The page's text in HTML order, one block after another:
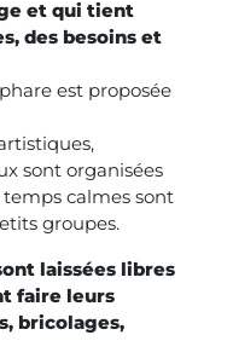
et qui tient
des besoins et
est proposée
sont organisées
calmes sont
groupes.
laissées libres
faire leurs
bricolages,